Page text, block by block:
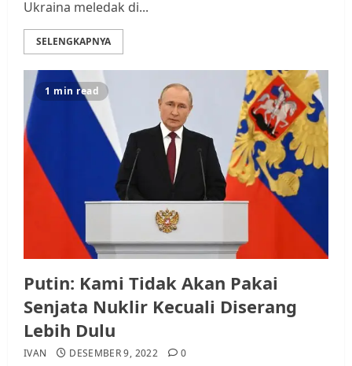
Ukraina meledak di...
SELENGKAPNYA
1 min read
Putin: Kami Tidak Akan Pakai
Senjata Nuklir Kecuali Diserang
Lebih Dulu
IVAN DESEMBER 9, 2022 0